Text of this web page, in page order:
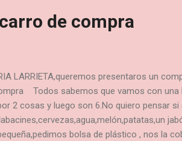
de compra
LARRIETA,queremos presentaros un
Todos sabemos que vamos con una
2 cosas y luego son 6.No quiero pensar si
bolsa de plástico , nos la